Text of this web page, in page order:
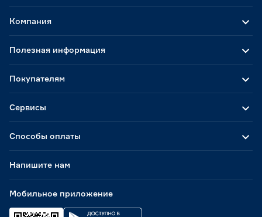
Способы оплаты
Мобильное приложение
Компания
Полезная информация
Покупателям
Сервисы
Напишите нам